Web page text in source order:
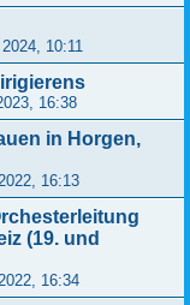
10:11
16:38
in Horgen,
16:13
(19. und
16:34